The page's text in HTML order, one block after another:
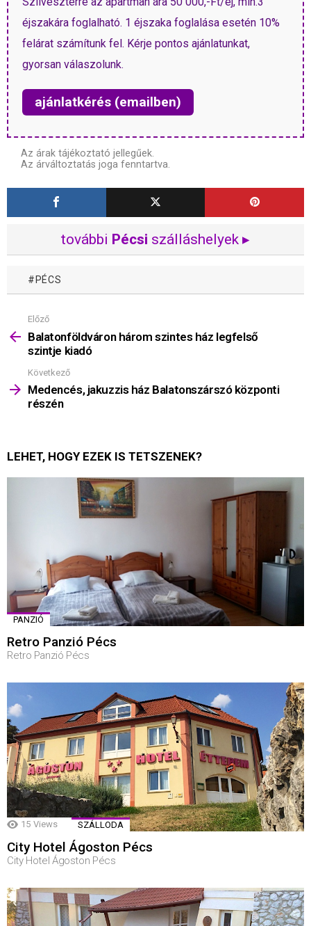
éjszakára foglalható. 1 éjszaka foglalása esetén 10%
felárat számítunk fel. Kérje pontos ajánlatunkat,
gyorsan válaszolunk.
ajánlatkérés (emailben)
Az árak tájékoztató jellegűek.
Az árváltoztatás joga fenntartva.
további Pécsi szálláshelyek ▸
PÉCS
Mutass
többet
Előző
Balatonföldváron három szintes ház legfelső
szintje kiadó
Következő
Medencés, jakuzzis ház Balatonszárszó központi
részén
LEHET, HOGY EZEK IS TETSZENEK?
PANZIÓ
Retro Panzió Pécs
Retro Panzió Pécs
15 Views SZÁLLODA
City Hotel Ágoston Pécs
City Hotel Ágoston Pécs